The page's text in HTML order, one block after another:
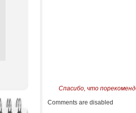
Спасибо, что
Comments are disabled